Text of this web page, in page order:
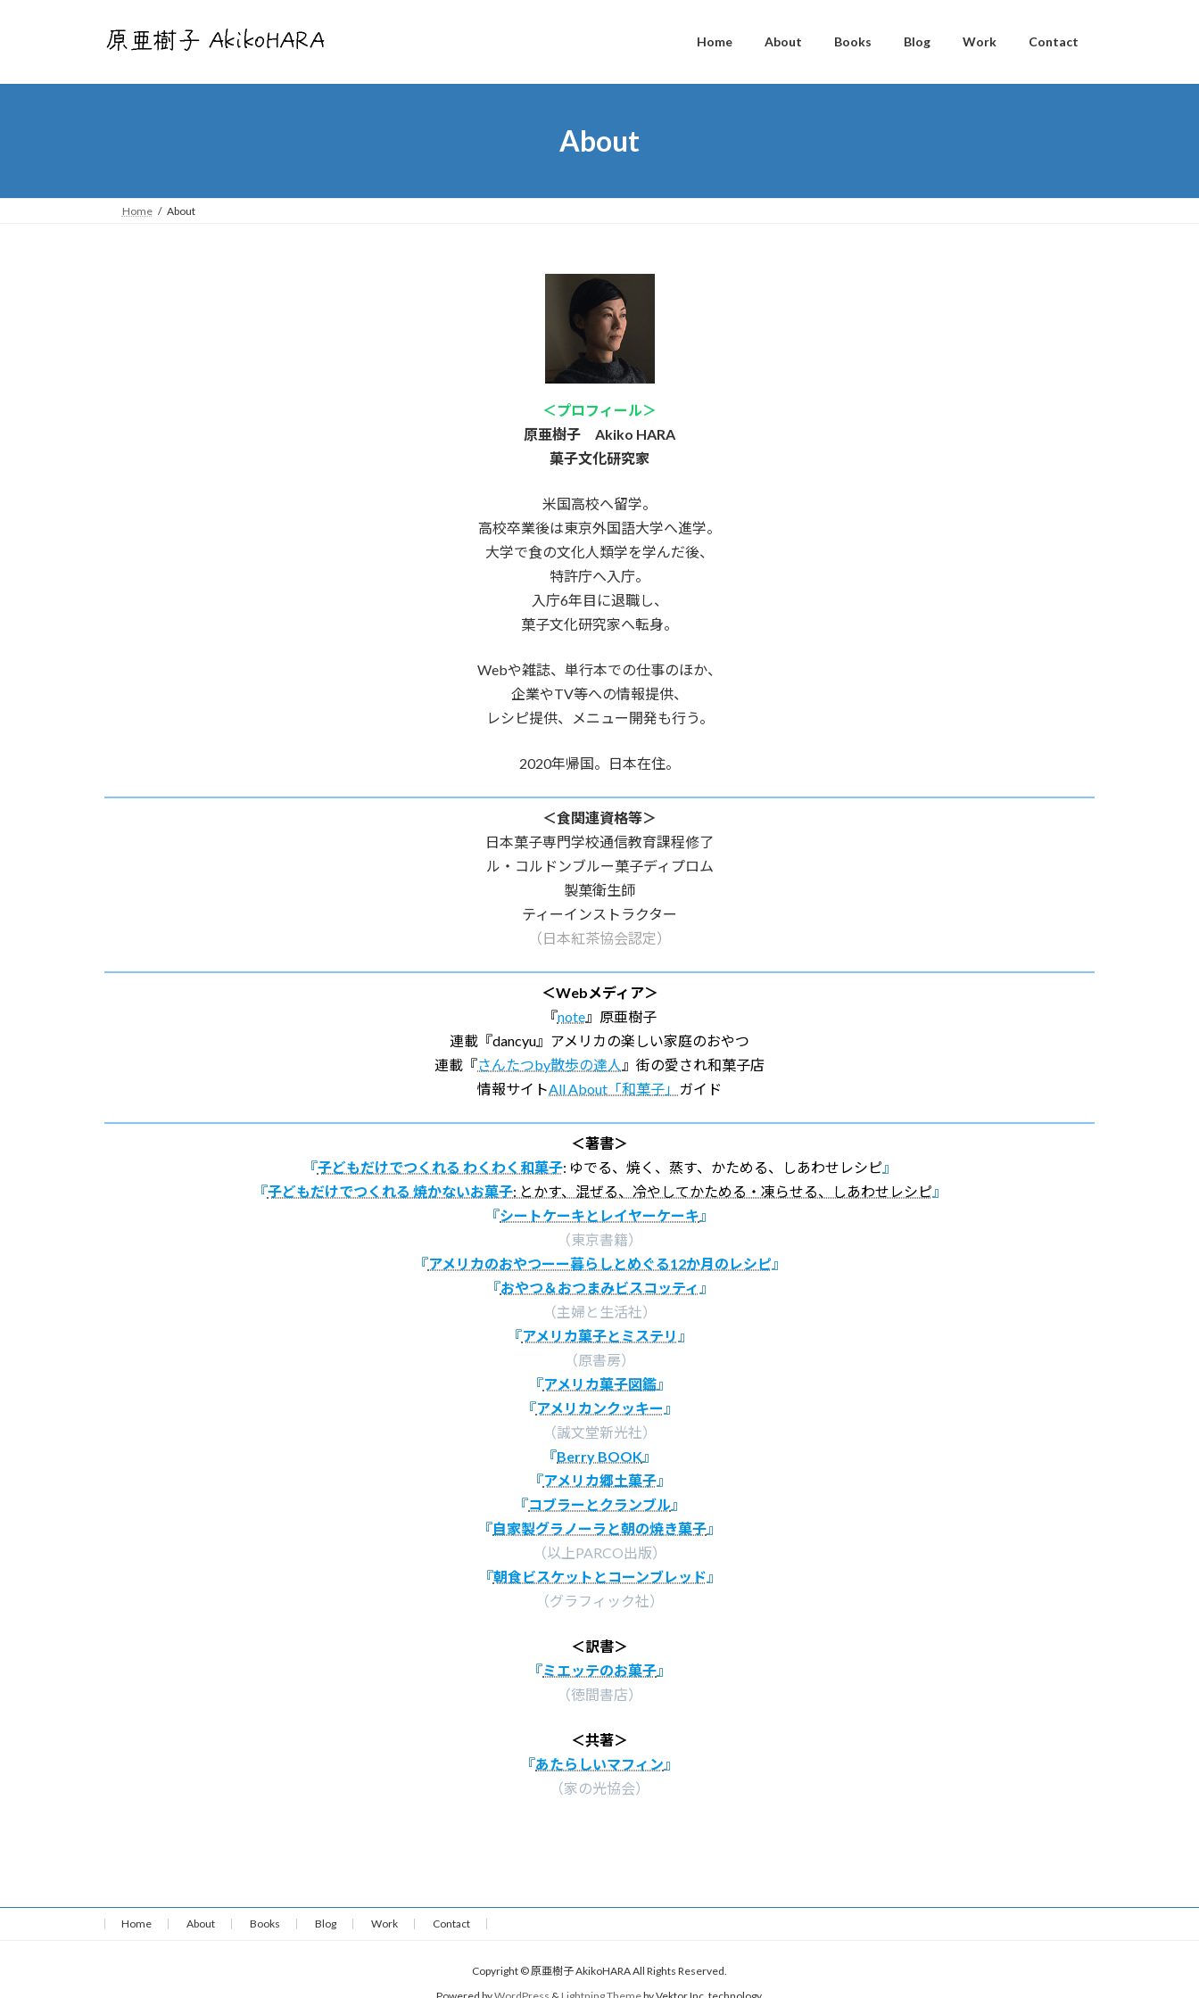
プ
動
Home About Books Blog Work Contact
About
Home About
＜プロフィール＞
原亜樹子
Akiko HARA
菓子文化研究家
米国高校へ留学。
高校卒業後は東京外国語大学へ進学。
大学で食の文化人類学を学んだ後、
特許庁へ入庁。
入庁6年目に退職し、
菓子文化研究家へ転身。
Webや雑誌、単行本での仕事のほか、
企業やTV等への情報提供、
レシピ提供、メニュー開発も行う。
2020年帰国。日本在住。
＜食関連資格等＞
日本菓子専門学校通信教育課程修了
ル・コルドンブルー菓子ディプロム
製菓衛生師
ティーインストラクター
（日本紅茶協会認定）
＜Webメディア＞
『note』原亜樹子
連載『dancyu』アメリカの楽しい家庭のおやつ
連載『さんたつby散歩の達人 』街の愛され和菓子店
情報サイトAll About「和菓子」 ガイド
＜著書＞
『子どもだけでつくれる わくわく和菓子: ゆでる、焼く、蒸す、かためる、しあわせレシピ 』
『子どもだけでつくれる 焼かないお菓子: とかす、混ぜる、冷やしてかためる・凍らせる、しあわせレシピ 』
『シートケーキとレイヤーケーキ 』
（東京書籍）
『アメリカのおやつーー暮らしとめぐる12か月のレシピ 』
『おやつ＆おつまみビスコッティ 』
（主婦と生活社）
『アメリカ菓子とミステリ 』
（原書房）
『アメリカ菓子図鑑』
『アメリカンクッキー 』
（誠文堂新光社）
『Berry BOOK』
『アメリカ郷土菓子』
『コブラーとクランブル』
『自家製グラノーラと朝の焼き菓子』
（以上PARCO出版）
『朝食ビスケットとコーンブレッド 』
（グラフィック社）
＜訳書＞
『ミエッテのお菓子』
（徳間書店）
＜共著＞
『あたらしいマフィン 』
（家の光協会）
Home About Books Blog Work Contact
Copyright © 原亜樹子 AkikoHARA All Rights Reserved.